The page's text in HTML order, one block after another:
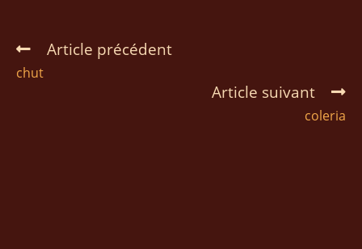
Article précédent
chut
Article suivant
coleria